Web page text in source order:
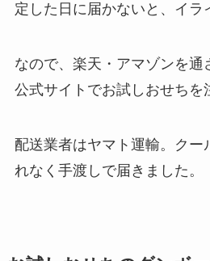
定した日に届かないと、イラ
なので、楽天・アマゾンを通
公式サイトでお試しおせちを
配送業者はヤマト運輸。クー
れなく手渡しで届きました。